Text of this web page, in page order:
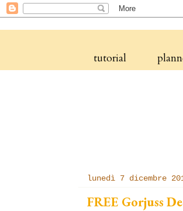
tutorial
lunedì 7 dicembre
FREE Gorjuss